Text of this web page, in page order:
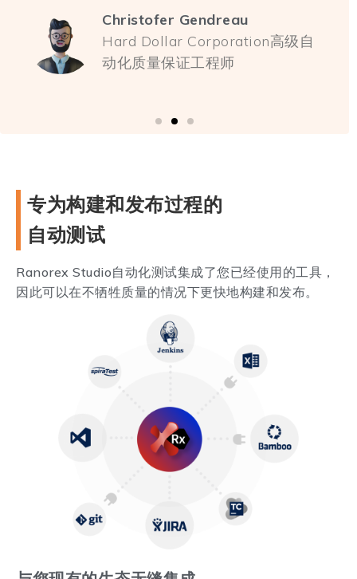
Christofer Gendreau
Hard Dollar Corporation高级自
动化质量保证工程师
专为构建和发布过程的
自动测试
Ranorex Studio自动化测试集成了您已经使用的工具，
因此可以在不牺牲质量的情况下更快地构建和发布。